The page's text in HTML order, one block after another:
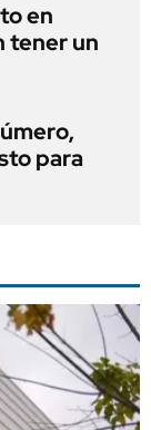
en
tener un
para